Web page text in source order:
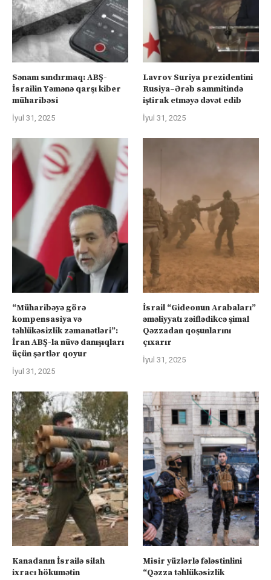
Sənanı sındırmaq: ABŞ-
İsrailin Yəmənə qarşı kiber
müharibəsi
İyul 31, 2025
Lavrov Suriya prezidentini
Rusiya–Ərəb sammitində
iştirak etməyə dəvət edib
İyul 31, 2025
“Müharibəyə görə
kompensasiya və
təhlükəsizlik zəmanətləri”:
İran ABŞ-la nüvə danışıqları
üçün şərtlər qoyur
İyul 31, 2025
İsrail “Gideonun Arabaları”
əməliyyatı zəiflədikcə şimal
Qəzzadan qoşunlarını
çıxarır
İyul 31, 2025
Kanadanın İsrailə silah
ixracı hökumətin
Misir yüzlərlə fələstinlini
“Qəzza təhlükəsizlik